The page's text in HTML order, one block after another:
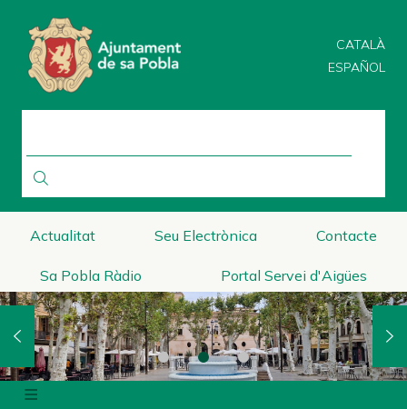
CATALÀ
ESPAÑOL
Actualitat Seu Electrònica Contacte
Sa Pobla Ràdio Portal Servei d'Aigües